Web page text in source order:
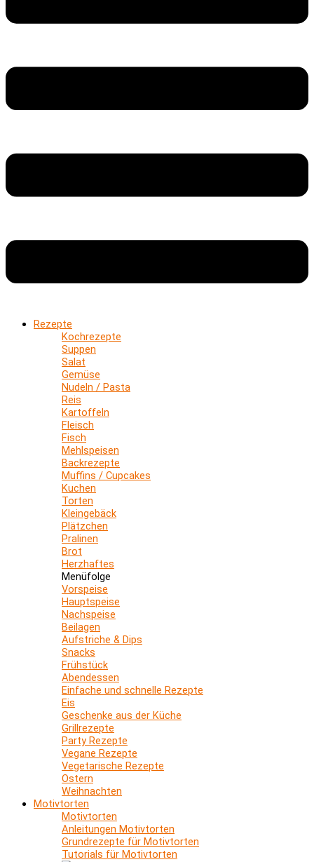
Rezepte
Kochrezepte
Suppen
Salat
Gemüse
Nudeln / Pasta
Reis
Kartoffeln
Fleisch
Fisch
Mehlspeisen
Backrezepte
Muffins / Cupcakes
Kuchen
Torten
Kleingebäck
Plätzchen
Pralinen
Brot
Herzhaftes
Menüfolge
Vorspeise
Hauptspeise
Nachspeise
Beilagen
Aufstriche & Dips
Snacks
Frühstück
Abendessen
Einfache und schnelle Rezepte
Eis
Geschenke aus der Küche
Grillrezepte
Party Rezepte
Vegane Rezepte
Vegetarische Rezepte
Ostern
Weihnachten
Motivtorten
Motivtorten
Anleitungen Motivtorten
Grundrezepte für Motivtorten
Tutorials für Motivtorten